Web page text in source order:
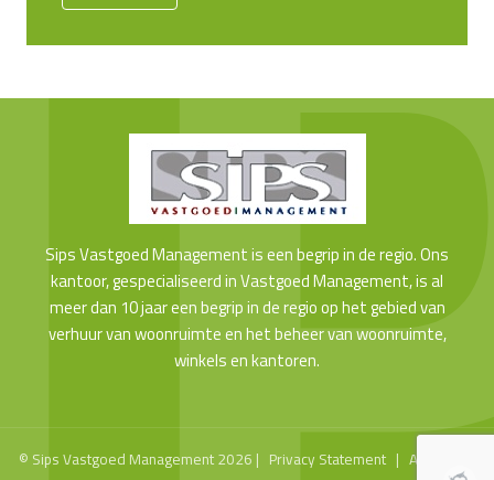
Sips Vastgoed Management is een begrip in de regio. Ons
kantoor, gespecialiseerd in Vastgoed Management, is al
meer dan 10 jaar een begrip in de regio op het gebied van
verhuur van woonruimte en het beheer van woonruimte,
winkels en kantoren.
© Sips Vastgoed Management 2026 | Privacy Statement | Algemene